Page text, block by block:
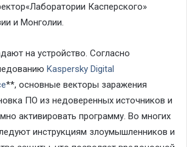
«Лаборатории Касперского»
и Монголии.
на устройство. Согласно
Kaspersky Digital
**, основные векторы заражения
ПО из недоверенных источников и
активировать программу. Во многих
инструкциям злоумышленников и